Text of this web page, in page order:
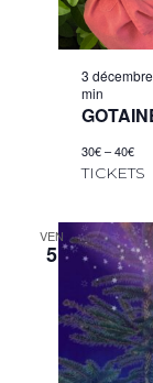
3
min
30€ – 40€
TICKETS
VEN
5